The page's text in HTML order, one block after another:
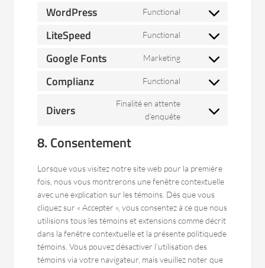
metaslider
WordPress Functional
Consent
wordpress
LiteSpeed Functional
Consent
litespeed
Google Fonts Marketing
Consent
Complianz Functional
Consent
service
Divers
Finalité en attente
d’enquête
Consent
8. Consentement
Lorsque vous visitez notre site web pour la première
fois, nous vous montrerons une fenêtre contextuelle
avec une explication sur les témoins. Dès que vous
cliquez sur « Accepter », vous consentez à ce que nous
utilisions tous les témoins et extensions comme décrit
dans la fenêtre contextuelle et la présente politiquede
témoins. Vous pouvez désactiver l’utilisation des
témoins via votre navigateur, mais veuillez noter que